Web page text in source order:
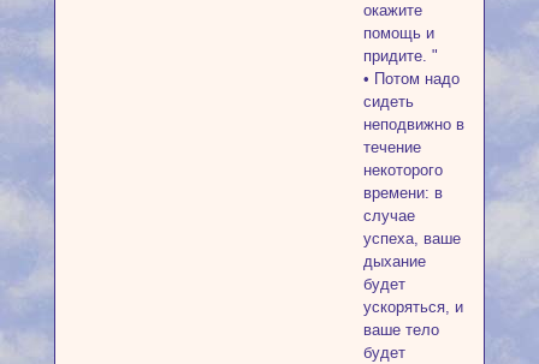
окажите
помощь и
придите. "
• Потом надо
сидеть
неподвижно в
течение
некоторого
времени: в
случае
успеха, ваше
дыхание
будет
ускоряться, и
ваше тело
будет